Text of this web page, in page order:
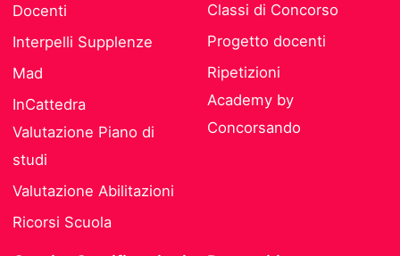
Docenti
Interpelli Supplenze
Mad
InCattedra
Valutazione Piano di
studi
Valutazione Abilitazioni
Ricorsi Scuola
Classi di Concorso
Progetto docenti
Ripetizioni
Academy by
Concorsando